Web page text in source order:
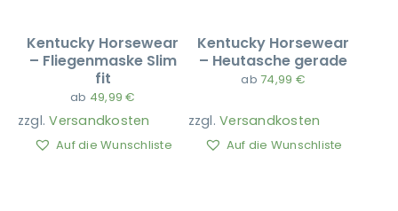
Kentucky Horsewear
– Fliegenmaske Slim
fit
ab 49,99€
zzgl.Versandkosten
Auf die Wunschliste
Kentucky Horsewear
– Heutasche gerade
ab74,99 €
zzgl.Versandkosten
Auf die Wunschliste